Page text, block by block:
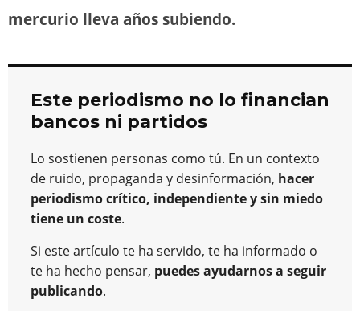
mercurio lleva años subiendo.
Este periodismo no lo financian
bancos ni partidos
Lo sostienen personas como tú. En un contexto
de ruido, propaganda y desinformación, hacer
periodismo crítico, independiente y sin miedo
tiene un coste.
Si este artículo te ha servido, te ha informado o
te ha hecho pensar, puedes ayudarnos a seguir
publicando.